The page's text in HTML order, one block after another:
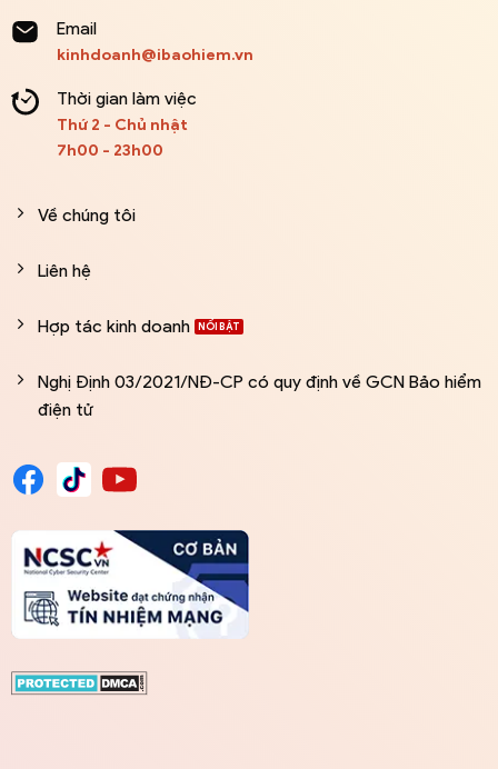
Email
kinhdoanh@ibaohiem.vn
Thời gian làm việc
Thứ 2 - Chủ nhật
7h00 - 23h00
Về chúng tôi
Liên hệ
Hợp tác kinh doanh
Nghị Định 03/2021/NĐ-CP có quy định về GCN Bảo hiểm
điện tử